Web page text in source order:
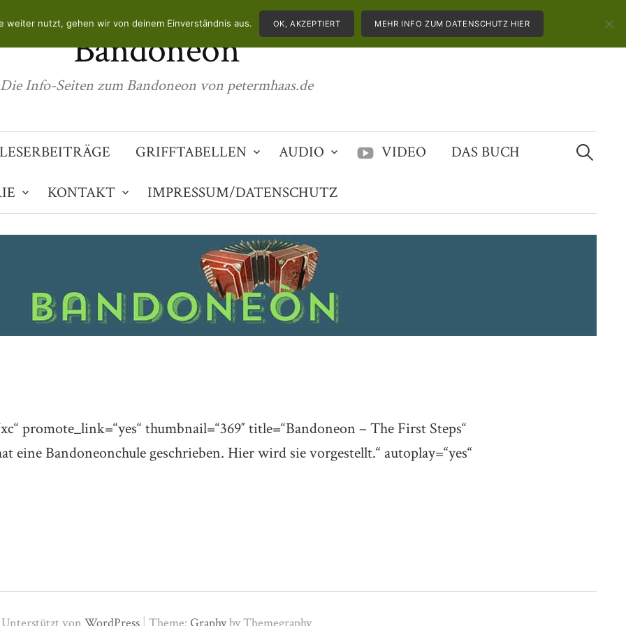
Bandoneon
Die Info-Seiten zum Bandoneon von petermhaas.de
LESERBEITRÄGE GRIFFTABELLEN AUDIO VIDEO DAS BUCH
KONTAKT IMPRESSUM/DATENSCHUTZ
Suchen
nach:
promote_link=“yes“ thumbnail=“369″ title=“Bandoneon – The First Steps“
eine Bandoneonchule geschrieben. Hier wird sie vorgestellt.“ autoplay=“yes“
|
weiter nutzt, gehen wir von deinem Einverständnis aus. OK, AKZEPTIERT MEHR INFO ZUM DATENSCHUTZ HIER